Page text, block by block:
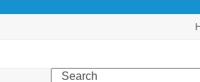
Search